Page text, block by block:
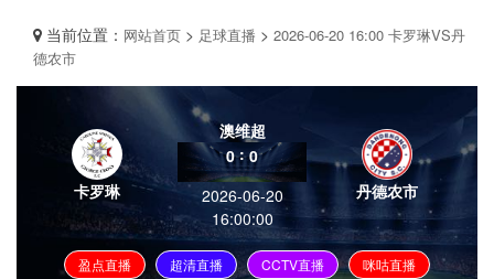
当前位置： 网站首页 > 足球直播 > 2026-06-20 16:00 卡罗琳VS丹
德农市
卡罗琳
澳维超
0:0
2026-06-20
16:00:00
丹德农市
盈点直播 超清直播 CCTV直播 咪咕直播